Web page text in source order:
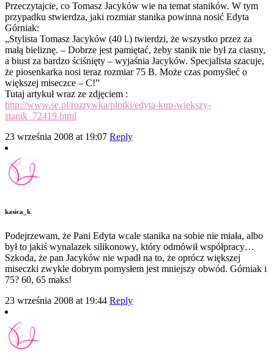
Przeczytajcie, co Tomasz Jacyków wie na temat staników. W tym
przypadku stwierdza, jaki rozmiar stanika powinna nosić Edyta
Górniak:
„Stylista Tomasz Jacyków (40 l.) twierdzi, że wszystko przez za
małą bieliznę. – Dobrze jest pamiętać, żeby stanik nie był za ciasny,
a biust za bardzo ściśnięty – wyjaśnia Jacyków. Specjalista szacuje,
że piosenkarka nosi teraz rozmiar 75 B. Może czas pomyśleć o
większej miseczce – C!”
Tutaj artykuł wraz ze zdjęciem :
http://www.se.pl/rozrywka/plotki/edyta-kup-wiekszy-
stanik_72419.html
23 września 2008 at 19:07 Reply
kasica_k
Podejrzewam, że Pani Edyta wcale stanika na sobie nie miała, albo
był to jakiś wynalazek silikonowy, który odmówił współpracy…
Szkoda, że pan Jacyków nie wpadł na to, że oprócz większej
miseczki zwykle dobrym pomysłem jest mniejszy obwód. Górniak i
75? 60, 65 maks!
23 września 2008 at 19:44 Reply